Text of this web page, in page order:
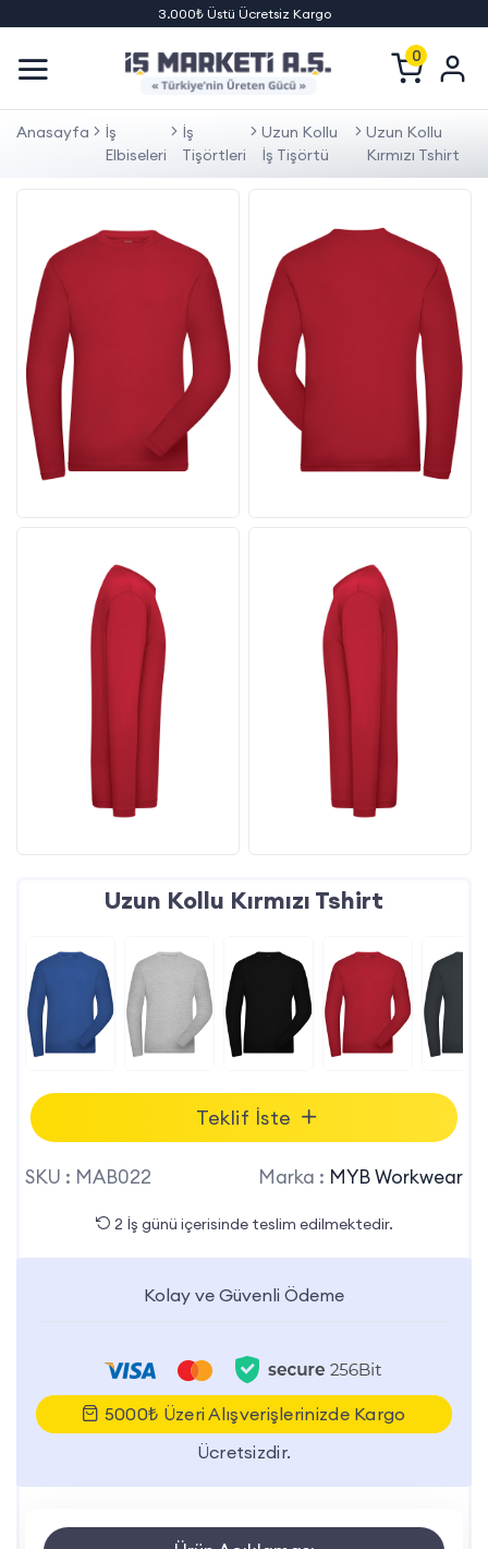
3.000₺ Üstü Ücretsiz Kargo
0
Anasayfa
İş
Elbiseleri
İş
Tişörtleri
Uzun Kollu
İş Tişörtü
Uzun Kollu
Kırmızı Tshirt
Uzun Kollu Kırmızı Tshirt
Teklif İste
SKU : MAB022 Marka : MYB Workwear
2 İş günü içerisinde teslim edilmektedir.
Kolay ve Güvenli Ödeme
5000₺ Üzeri Alışverişlerinizde Kargo
Ücretsizdir.